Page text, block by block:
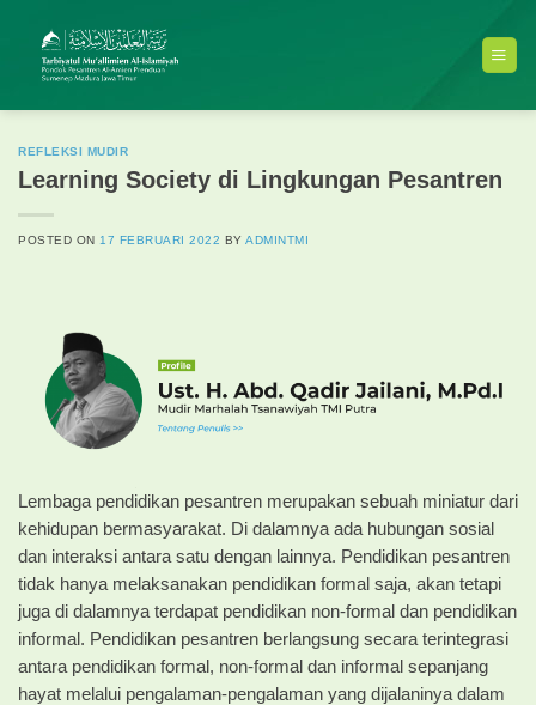
content
REFLEKSI MUDIR
Learning Society di Lingkungan Pesantren
POSTED ON 17 FEBRUARI 2022 BYADMINTMI
Lembaga pendidikan pesantren merupakan sebuah miniatur dari
kehidupan bermasyarakat. Di dalamnya ada hubungan sosial
dan interaksi antara satu dengan lainnya. Pendidikan pesantren
tidak hanya melaksanakan pendidikan formal saja, akan tetapi
juga di dalamnya terdapat pendidikan non-formal dan pendidikan
informal. Pendidikan pesantren berlangsung secara terintegrasi
antara pendidikan formal, non-formal dan informal sepanjang
hayat melalui pengalaman-pengalaman yang dijalaninya dalam